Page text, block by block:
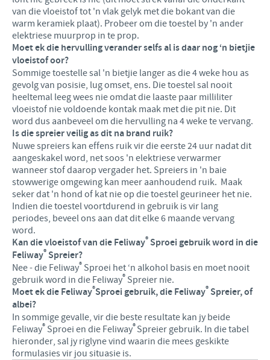
van die vloeistof tot 'n vlak gelyk met die bokant van die
warm keramiek plaat). Probeer om die toestel by 'n ander
elektriese muurprop in te prop.
Moet ek die hervulling verander selfs al is daar nog ‘n bietjie
vloeistof oor?
Sommige toestelle sal 'n bietjie langer as die 4 weke hou as
gevolg van posisie, lug omset, ens. Die toestel sal nooit
heeltemal leeg wees nie omdat die laaste paar milliliter
vloeistof nie voldoende kontak maak met die pit nie. Dit
word dus aanbeveel om die hervulling na 4 weke te vervang.
Is die spreier veilig as dit na brand ruik?
Nuwe spreiers kan effens ruik vir die eerste 24 uur nadat dit
aangeskakel word, net soos 'n elektriese verwarmer
wanneer stof daarop vergader het. Spreiers in 'n baie
stowwerige omgewing kan meer aanhoudend ruik. Maak
seker dat 'n hond of kat nie op die toestel geurineer het nie.
Indien die toestel voortdurend in gebruik is vir lang
periodes, beveel ons aan dat dit elke 6 maande vervang
word.
Kan die vloeistof van die Feliway® Sproei gebruik word in die
Feliway® Spreier?
Nee - die Feliway® Sproei het ‘n alkohol basis en moet nooit
gebruik word in die Feliway® Spreier nie.
Moet ek die Feliway®Sproei gebruik, die Feliway® Spreier, of
albei?
In sommige gevalle, vir die beste resultate kan jy beide
Feliway® Sproei en die Feliway® Spreier gebruik. In die tabel
hieronder, sal jy riglyne vind waarin die mees geskikte
formulasies vir jou situasie is.